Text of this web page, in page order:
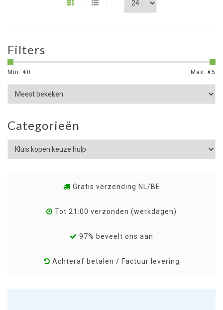
Filters
Min: €0 Max: €5
Categorieën
Gratis verzending NL/BE
Tot 21:00 verzonden (werkdagen)
97% beveelt ons aan
Achteraf betalen / Factuur levering